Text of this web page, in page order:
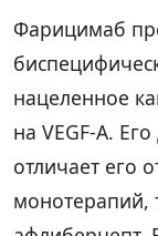
Фарицимаб
нацеленное
на VEGF-A.
отличает его
монотерапий,